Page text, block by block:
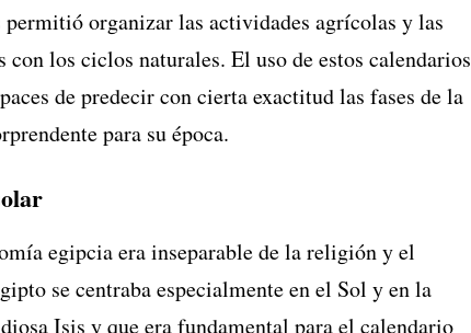
organizar las actividades agrícolas y las
los ciclos naturales. El uso de estos calendarios
de predecir con cierta exactitud las fases de la
para su época.
egipcia era inseparable de la religión y el
se centraba especialmente en el Sol y en la
Isis y que era fundamental para el calendario